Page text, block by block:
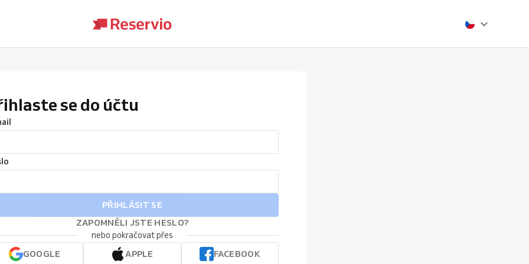
se do účtu
PŘIHLÁSIT SE
ZAPOMNĚLI JSTE HESLO?
nebo pokračovat přes
GOOGLE
APPLE FACEBOOK